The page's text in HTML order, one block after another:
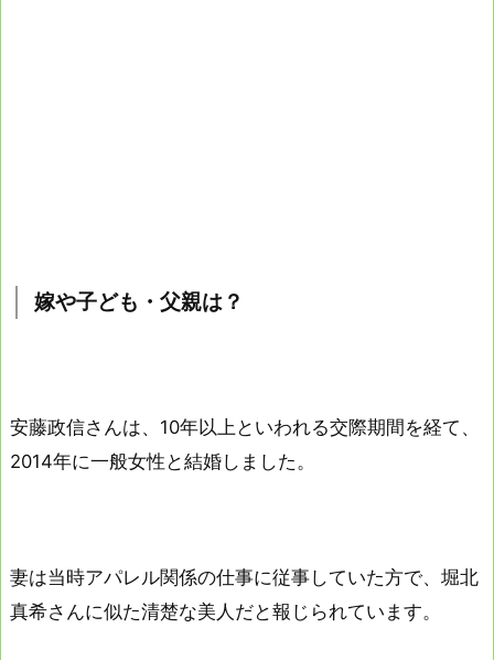
嫁や子ども・父親は？
安藤政信さんは、10年以上といわれる交際期間を経て、
2014年に一般女性と結婚しました。
妻は当時アパレル関係の仕事に従事していた方で、堀北
真希さんに似た清楚な美人だと報じられています。